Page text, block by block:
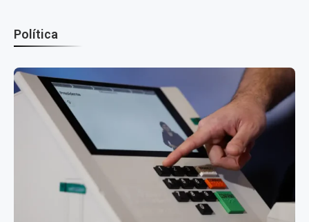
Política